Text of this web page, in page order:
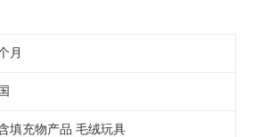
月
填充物产品 毛绒玩具